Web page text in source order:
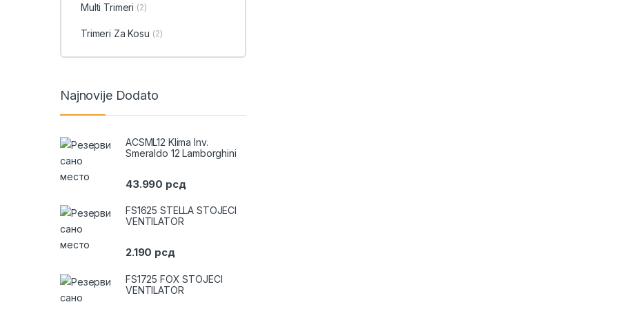
Multi Trimeri (2)
Trimeri Za Kosu (2)
Najnovije Dodato
ACSML12 Klima Inv.
Smeraldo 12 Lamborghini
43.990 рсд
FS1625 STELLA STOJECI
VENTILATOR
2.190 рсд
FS1725 FOX STOJECI
VENTILATOR